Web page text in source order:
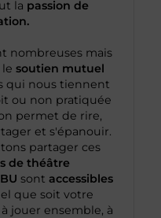
la passion de
nombreuses mais
soutien mutuel
qui nous tiennent
ou non pratiquée
permet de rire,
et s'épanouir.
partager ces
de théâtre
sont accessibles
que soit votre
jouer ensemble, à